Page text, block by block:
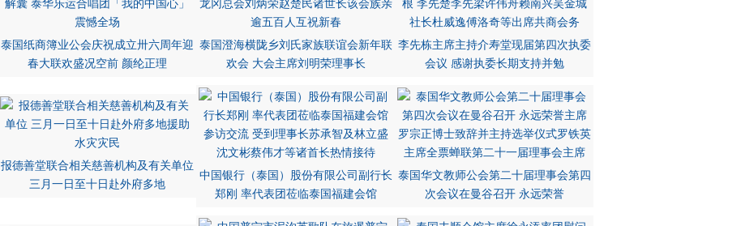
泰国纸商簿业公会庆祝成立卅六周年迎
春大联欢盛况空前 颜纶正理
泰国澄海横陇乡刘氏家族联谊会新年联
欢会 大会主席刘明荣理事长
李先栋主席主持介寿堂现届第四次执委
会议 感谢执委长期支持并勉
报德善堂联合相关慈善机构及有关单位
三月一日至十日赴外府多地
中国银行（泰国）股份有限公司副行长
郑刚 率代表团莅临泰国福建会馆
泰国华文教师公会第二十届理事会第四
次会议在曼谷召开 永远荣誉